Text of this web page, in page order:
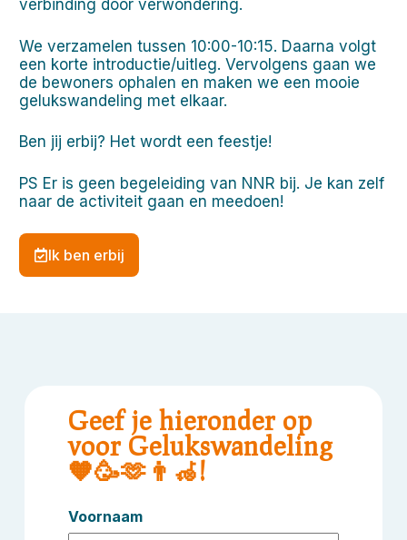
verbinding door verwondering.
We verzamelen tussen 10:00-10:15. Daarna volgt
een korte introductie/uitleg. Vervolgens gaan we
de bewoners ophalen en maken we een mooie
gelukswandeling met elkaar.
Ben jij erbij? Het wordt een feestje!
PS Er is geen begeleiding van NNR bij. Je kan zelf
naar de activiteit gaan en meedoen!
Ik ben erbij
Geef je hieronder op
voor Gelukswandeling
🧡🥳🫶👨‍🦽!
Voornaam